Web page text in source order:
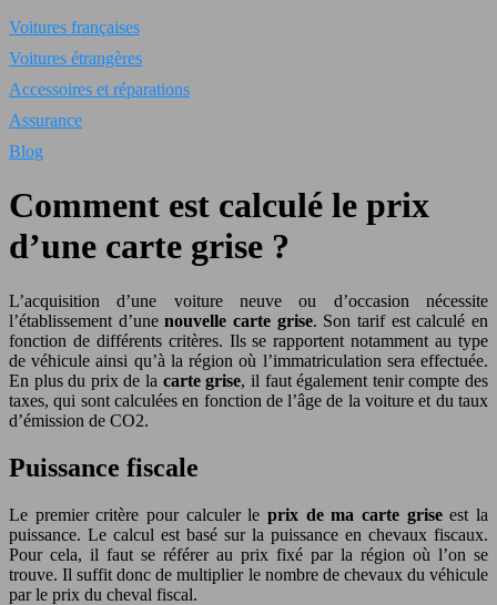
Voitures françaises
Voitures étrangères
Accessoires et réparations
Assurance
Blog
Comment est calculé le prix
d’une carte grise ?
L’acquisition d’une voiture neuve ou d’occasion nécessite
l’établissement d’unenouvelle carte grise. Son tarif est calculé en
fonction de différents critères. Ils se rapportent notamment au type
de véhicule ainsi qu’à la région où l’immatriculation sera effectuée.
En plus du prix de la carte grise, il faut également tenir compte des
taxes, qui sont calculées en fonction de l’âge de la voiture et du taux
d’émission de CO2.
Puissance fiscale
Le premier critère pour calculer le prix de ma carte griseest la
puissance. Le calcul est basé sur la puissance en chevaux fiscaux.
Pour cela, il faut se référer au prix fixé par la région où l’on se
trouve. Il suffit donc de multiplier le nombre de chevaux du véhicule
par le prix du cheval fiscal.